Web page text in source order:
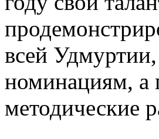
всей
номинациям, а
методические